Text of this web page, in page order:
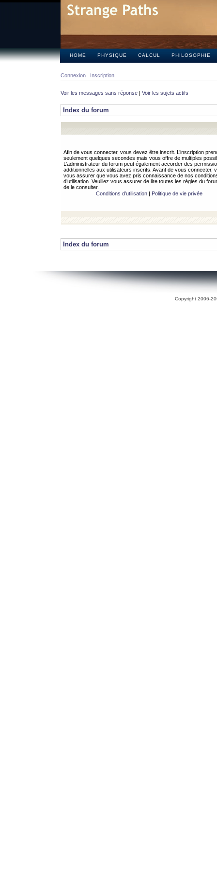
HOME PHYSIQUE CALCUL PHILOSOPHIE
Connexion Inscription
Voir les messages sans réponse | Voir les sujets actifs
Index du forum
Afin de vous connecter, vous devez être inscrit. L’inscription
seulement quelques secondes mais vous offre de multiples
L’administrateur du forum peut également accorder des
additionnelles aux utilisateurs inscrits. Avant de vous connecter,
vous assurer que vous avez pris connaissance de nos
d’utilisation. Veuillez vous assurer de lire toutes les règles du
de le consulter.
Conditions d’utilisation| Politique de vie privée
Index du forum
Copyright 2006-